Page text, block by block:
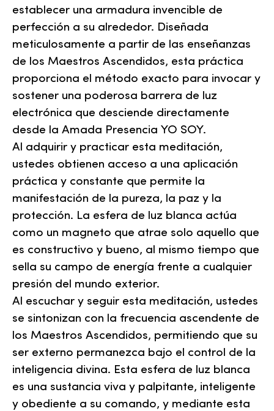
establecer una armadura invencible de
perfección a su alrededor. Diseñada
meticulosamente a partir de las enseñanzas
de los Maestros Ascendidos, esta práctica
proporciona el método exacto para invocar y
sostener una poderosa barrera de luz
electrónica que desciende directamente
desde la Amada Presencia YO SOY.
Al adquirir y practicar esta meditación,
ustedes obtienen acceso a una aplicación
práctica y constante que permite la
manifestación de la pureza, la paz y la
protección. La esfera de luz blanca actúa
como un magneto que atrae solo aquello que
es constructivo y bueno, al mismo tiempo que
sella su campo de energía frente a cualquier
presión del mundo exterior.
Al escuchar y seguir esta meditación, ustedes
se sintonizan con la frecuencia ascendente de
los Maestros Ascendidos, permitiendo que su
ser externo permanezca bajo el control de la
inteligencia divina. Esta esfera de luz blanca
es una sustancia viva y palpitante, inteligente
y obediente a su comando, y mediante esta